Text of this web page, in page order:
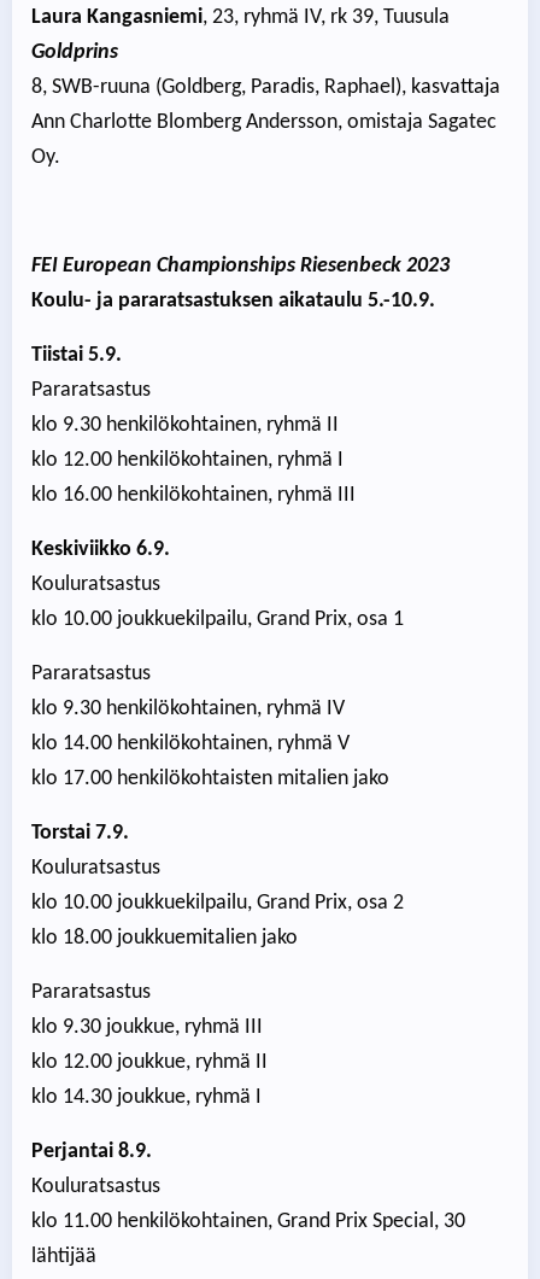
Laura Kangasniemi, 23, ryhmä IV, rk 39, Tuusula
Goldprins
8, SWB-ruuna (Goldberg, Paradis, Raphael), kasvattaja
Ann Charlotte Blomberg Andersson, omistaja Sagatec
Oy.
FEI European Championships Riesenbeck 2023
Koulu- ja pararatsastuksen aikataulu 5.-10.9.
Tiistai 5.9.
Pararatsastus
klo 9.30 henkilökohtainen, ryhmä II
klo 12.00 henkilökohtainen, ryhmä I
klo 16.00 henkilökohtainen, ryhmä III
Keskiviikko 6.9.
Kouluratsastus
klo 10.00 joukkuekilpailu, Grand Prix, osa 1
Pararatsastus
klo 9.30 henkilökohtainen, ryhmä IV
klo 14.00 henkilökohtainen, ryhmä V
klo 17.00 henkilökohtaisten mitalien jako
Torstai 7.9.
Kouluratsastus
klo 10.00 joukkuekilpailu, Grand Prix, osa 2
klo 18.00 joukkuemitalien jako
Pararatsastus
klo 9.30 joukkue, ryhmä III
klo 12.00 joukkue, ryhmä II
klo 14.30 joukkue, ryhmä I
Perjantai 8.9.
Kouluratsastus
klo 11.00 henkilökohtainen, Grand Prix Special, 30
lähtijää